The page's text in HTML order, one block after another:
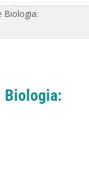
Biologia: